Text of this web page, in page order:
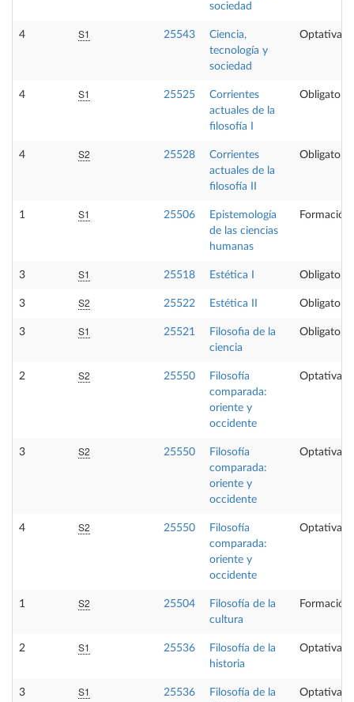
sociedad
4 S1 25543
Ciencia,
tecnología y
sociedad
Optativa
4 S1 25525
Corrientes
actuales de la
filosofía I
Obligatoria
4 S2 25528
Corrientes
actuales de la
filosofía II
Obligatoria
1 S1 25506
Epistemología
de las ciencias
humanas
Formación
3 S1 25518 Estética I Obligatoria
3 S2 25522 Estética II Obligatoria
3 S1 25521
Filosofia de la
ciencia
Obligatoria
2 S2 25550
Filosofía
comparada:
oriente y
occidente
Optativa
3 S2 25550
Filosofía
comparada:
oriente y
occidente
Optativa
4 S2 25550
Filosofía
comparada:
oriente y
occidente
Optativa
1 S2 25504
Filosofía de la
cultura
Formación
2 S1 25536
Filosofía de la
historia
Optativa
3 S1 25536
Filosofía de la
Optativa